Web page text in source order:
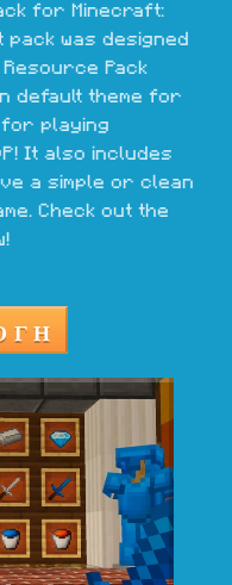
for Minecraft:
pack was designed
Resource Pack
default theme for
for playing
It also includes
a simple or clean
Check out the